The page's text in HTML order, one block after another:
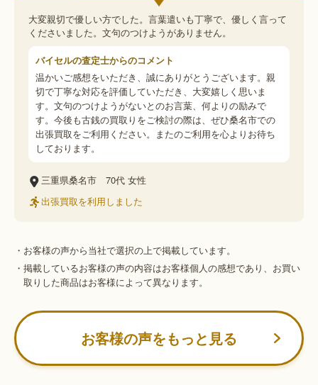
大変親切で優しい方でした。言葉遣いも丁寧で、優しく言って
くださいました。文句のつけようがありません。
バイセルの査定士からのコメント
温かいご感想をいただき、誠にありがとうございます。親
切で丁寧な対応を評価していただき、大変嬉しく思いま
す。文句のつけようがないとのお言葉、何よりの励みで
す。今後も古銭の買取りをご検討の際は、ぜひ桑名市での
出張買取をご利用ください。またのご利用を心よりお待ち
しております。
三重県桑名市 70代 女性
出張買取を利用しました
・お客様の声から当社で選択の上で掲載しています。
・掲載しているお客様の声の内容はお客様個人の感想であり、お買い
取りした商品はお客様によって異なります。
お客様の声をもっと見る